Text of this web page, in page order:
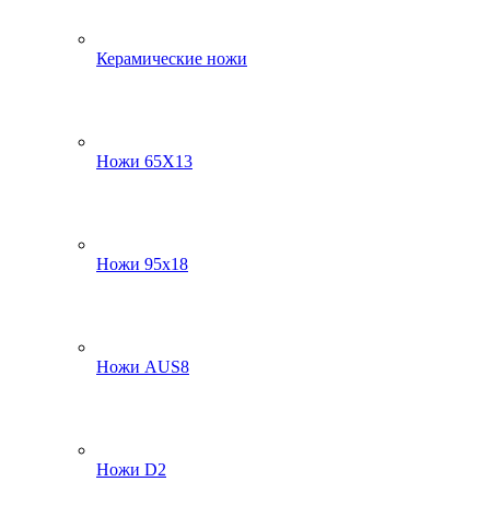
Керамические ножи
Ножи 65Х13
Ножи 95х18
Ножи AUS8
Ножи D2